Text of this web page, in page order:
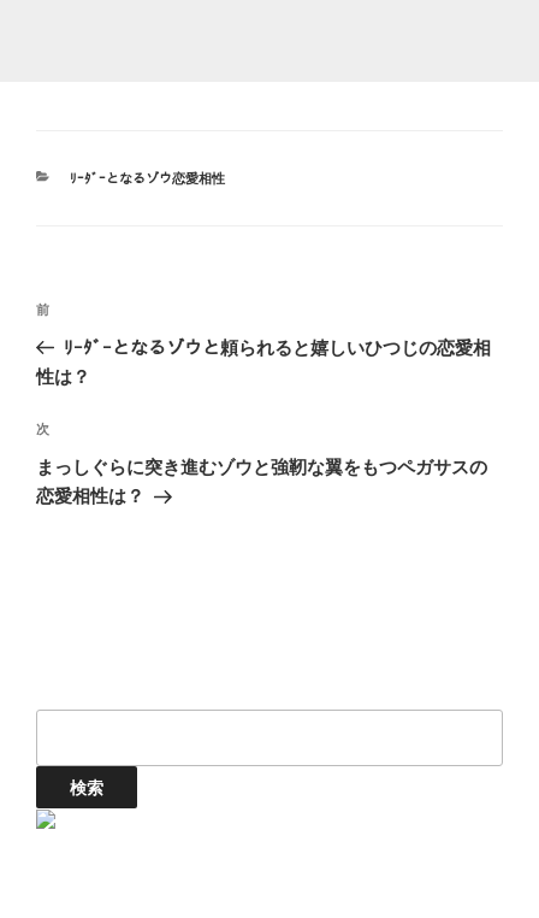
カ
ﾘｰﾀﾞｰとなるゾウ恋愛相性
投
ナ
ゲ
ー
シ
前
の
投
前
ﾘｰﾀﾞｰとなるゾウと頼られると嬉しいひつじの恋愛相
性は？
次
の
投
次
まっしぐらに突き進むゾウと強靭な翼をもつペガサスの
恋愛相性は？